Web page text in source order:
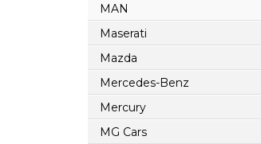
MAN
Maserati
Mazda
Mercedes-Benz
Mercury
MG Cars